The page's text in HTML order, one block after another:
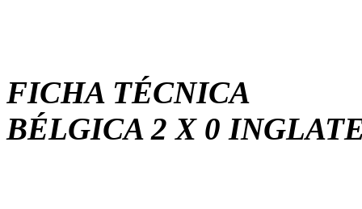
FICHA TÉCNICA
BÉLGICA 2 X 0